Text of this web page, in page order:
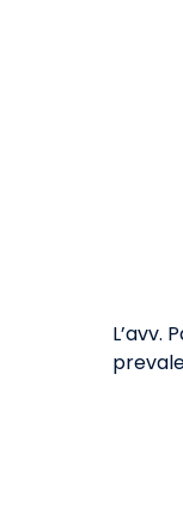
L’avv.